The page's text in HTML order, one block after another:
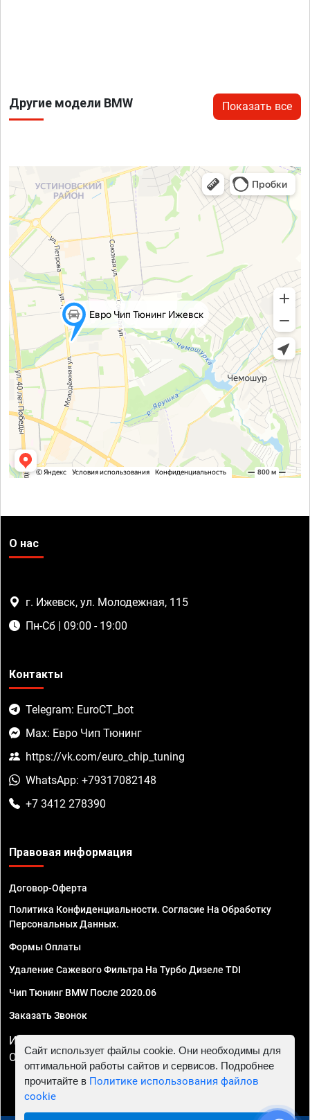
Другие модели BMW Показать все
О нас
г. Ижевск, ул. Молодежная, 115
Пн-Сб | 09:00 - 19:00
Контакты
Telegram: EuroCT_bot
Max: Евро Чип Тюнинг
https://vk.com/euro_chip_tuning
WhatsApp: +79317082148
+7 3412 278390
Правовая информация
Договор-Оферта
Политика Конфиденциальности. Согласие На Обработку
Персональных Данных.
Формы Оплаты
Удаление Сажевого Фильтра На Турбо Дизеле TDI
Чип Тюнинг BMW После 2020.06
Заказать Звонок
ИП Смирнов Георгий Павлович. ИНН 781302555843,
ОГРНИП 324470400032610
Сайт использует файлы cookie. Они необходимы для
оптимальной работы сайтов и сервисов. Подробнее
прочитайте в Политике использования файлов
cookie